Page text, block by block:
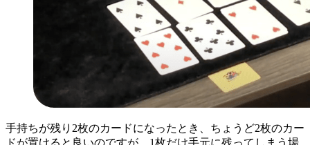
手持ちが残り2枚のカードになったとき、ちょうど2枚のカー
ドが置けると良いのですが、1枚だけ手元に残ってしまう場